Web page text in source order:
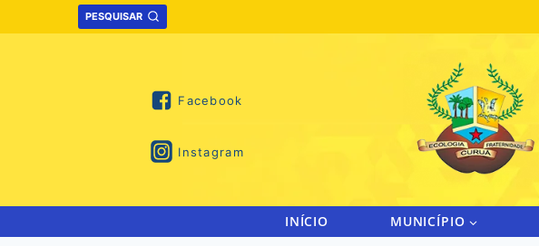
to
PESQUISAR
Facebook
Instagram
INÍCIO MUNICÍPIO